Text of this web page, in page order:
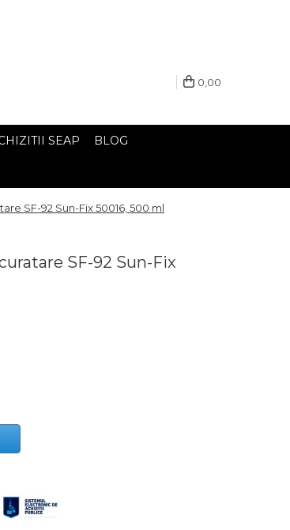
0,00
SEAP BLOG
SF-92 Sun-Fix 50016, 500 ml
SF-92 Sun-Fix